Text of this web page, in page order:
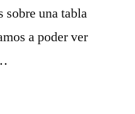
sobre una tabla
a poder ver